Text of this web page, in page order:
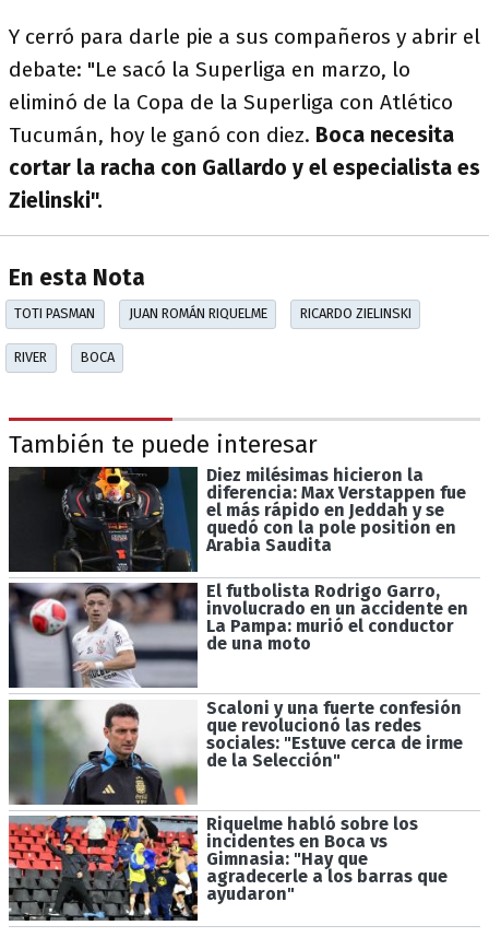
Y cerró para darle pie a sus compañeros y abrir el
debate: "Le sacó la Superliga en marzo, lo
eliminó de la Copa de la Superliga con Atlético
Tucumán, hoy le ganó con diez. Boca necesita
cortar la racha con Gallardo y el especialista es
Zielinski".
En esta Nota
TOTI PASMAN JUAN ROMÁN RIQUELME RICARDO ZIELINSKI
RIVER BOCA
También te puede interesar
Diez milésimas hicieron la
diferencia: Max Verstappen fue
el más rápido en Jeddah y se
quedó con la pole position en
Arabia Saudita
El futbolista Rodrigo Garro,
involucrado en un accidente en
La Pampa: murió el conductor
de una moto
Scaloni y una fuerte confesión
que revolucionó las redes
sociales: "Estuve cerca de irme
de la Selección"
Riquelme habló sobre los
incidentes en Boca vs
Gimnasia: "Hay que
agradecerle a los barras que
ayudaron"